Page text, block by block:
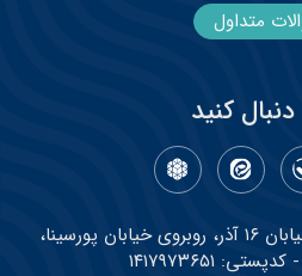
متداول
دنبال کنید
تهران، بلوار کشاورز، خیابان ۱۶ آذر، روبروی خیابان پورسینا،